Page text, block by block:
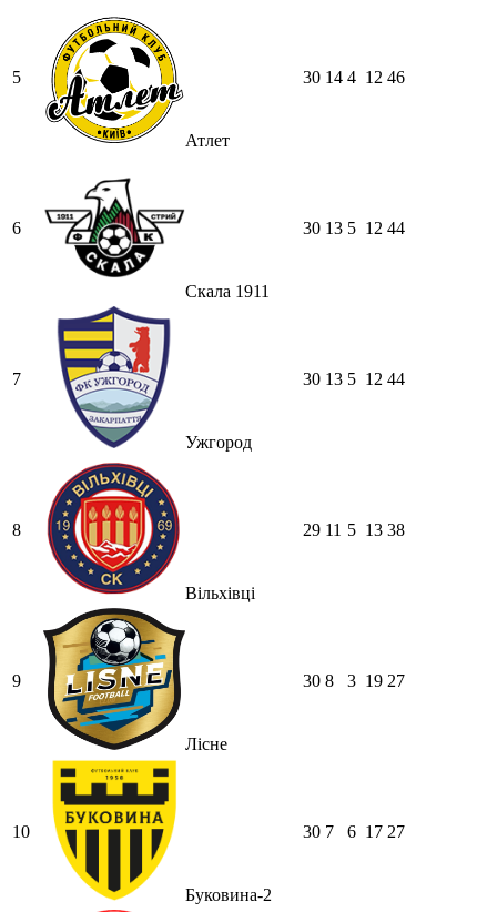
5
Атлет
30 14 4 12 46
6
Скала 1911
30 13 5 12 44
7
Ужгород
30 13 5 12 44
8
Вільхівці
29 11 5 13 38
9
Лісне
30 8 3 19 27
10
Буковина-2
30 7 6 17 27